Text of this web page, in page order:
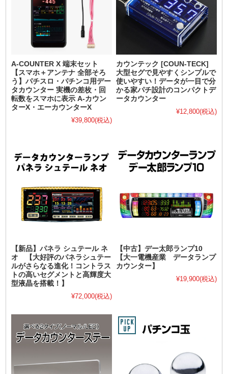
A-COUNTER X 端末セット
【スマホ＋アンテナ 全部そろ
う】パチスロ・パチンコ用デー
タカウンター 実機の差枚・回
転数をスマホに表示 A-カウン
ターX・エーカウンターX
¥39,800(税込)
カウンテック [COUN-TECK]
大型セグで見やすくシンプルで
使いやすい！データが一目で分
かる家パチ設計のコンパクトデ
ータカウンター
¥12,800(税込)
【新品】パネラ シュテール ネ
オ 【大好評のパネラシュテー
ルがさらなる進化！コントラス
トの高いセグメントと高輝度大
型液晶を搭載！】
¥72,000(税込)
【中古】デー太郎ランプ10
【大一電機産業 データランプ
カウンター】
¥19,900(税込)